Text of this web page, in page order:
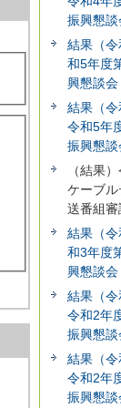
振興懇談
結果（
和5年度
興懇談会
結果（令
令和5年
振興懇談
（結果
ケーブ
送番組審
結果（
和3年度
興懇談会
結果（令
令和2年
振興懇談
結果（令
令和2年
振興懇談